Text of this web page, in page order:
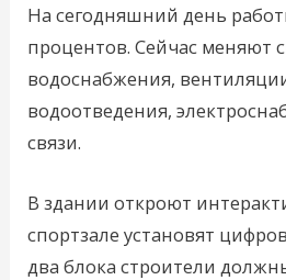
На сегодняшний день
процентов. Сейчас меняют
водоснабжения,
водоотведения,
связи.
В здании откроют
спортзале установят
два блока строители